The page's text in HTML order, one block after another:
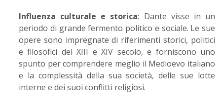
Influenza culturale e storica: Dante visse in un
periodo di grande fermento politico e sociale. Le sue
opere sono impregnate di riferimenti storici, politici
e filosofici del XIII e XIV secolo, e forniscono uno
spunto per comprendere meglio il Medioevo italiano
e la complessità della sua società, delle sue lotte
interne e dei suoi conflitti religiosi.